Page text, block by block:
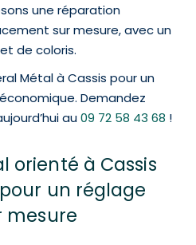
une réparation
sur mesure, avec un
de coloris.
Métal à Cassis pour un
Demandez
au09 72 58 43 68 !
orienté à Cassis
un réglage
mesure